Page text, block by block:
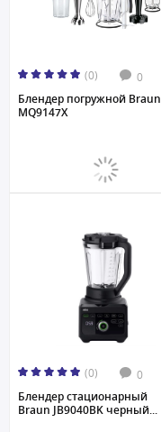
(0) 0
Блендер погружной Braun
MQ9147X
(0) 0
Блендер стационарный
Braun JB9040BK черный...